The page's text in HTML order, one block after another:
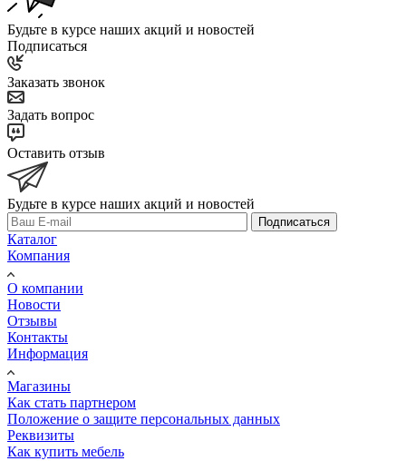
Будьте в курсе наших акций и новостей
Подписаться
Заказать звонок
Задать вопрос
Оставить отзыв
Будьте в курсе наших акций и новостей
Подписаться
Каталог
Компания
О компании
Новости
Отзывы
Контакты
Информация
Магазины
Как стать партнером
Положение о защите персональных данных
Реквизиты
Как купить мебель